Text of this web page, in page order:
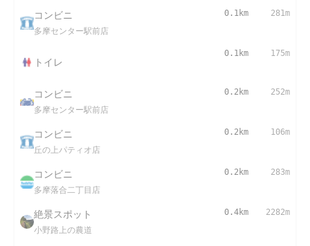
コンビニ
多摩センター駅前店
0.1km 281m
トイレ
0.1km 175m
コンビニ
多摩センター駅前店
0.2km 252m
コンビニ
丘の上パティオ店
0.2km 106m
コンビニ
多摩落合二丁目店
0.2km 283m
絶景スポット
小野路上の農道
0.4km 2282m